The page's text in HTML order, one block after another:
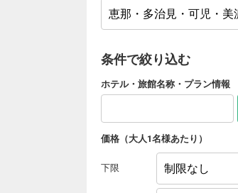
条件で絞り込む
ホテル・旅館名称・プラン情報
価格（大人1名様あたり）
下限